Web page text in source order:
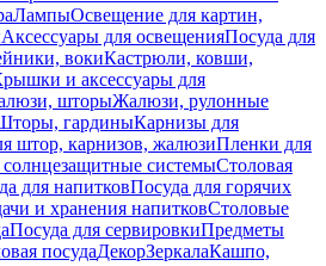
ЛампыОсвещение для картин,
Аксессуары для освещенияПосуда для
вокиКастрюли, ковши,
и аксессуары для
шторыЖалюзи, рулонные
гардиныКарнизы для
штор, карнизов, жалюзиПленки для
системыСтоловая
для напитковПосуда для горячих
и хранения напитковСтоловые
Посуда для сервировкиПредметы
посудаДекорЗеркалаКашпо,